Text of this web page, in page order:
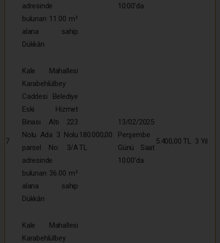
adresinde
bulunan 11.00 m²
alana sahip
Dükkân
10:00’da
7
Kale Mahallesi
Karabehlülbey
Caddesi Belediye
Eski Hizmet
Binası Altı 223
Nolu Ada 3 Nolu
parsel No: 3/A
adresinde
bulunan 36.00 m²
alana sahip
Dükkân
180.000,00
TL
13/02/2025
Perşembe
Günü Saat
10:00’da
5.400,00 TL 3 Yıl
Kale Mahallesi
Karabehlülbey